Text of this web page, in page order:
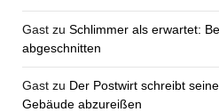
Gast zu Schlimmer als erwartet:
abgeschnitten
Gast zu Der Postwirt schreibt
Gebäude abzureißen